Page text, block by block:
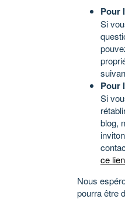
Pour
Si
Pour
Si
blog,
ce lien
Nous
pourra être